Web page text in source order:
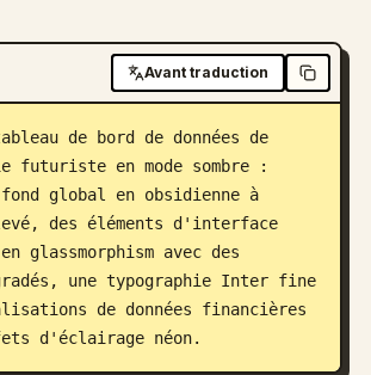
Avant traduction
de bord de données de
futuriste en mode sombre :
global en obsidienne à
des éléments d'interface
glassmorphism avec des
une typographie Inter fine
de données financières
d'éclairage néon.